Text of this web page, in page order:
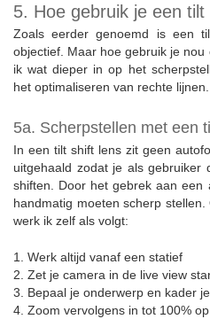
5. Hoe gebruik je een
Zoals eerder genoemd is een
objectief. Maar hoe gebruik je
ik wat dieper in op het
het optimaliseren van rechte lijnen.
5a. Scherpstellen met een
In een tilt shift lens zit geen
uitgehaald zodat je als gebruiker
shiften. Door het gebrek aan
handmatig moeten scherp
werk ik zelf als volgt:
1. Werk altijd vanaf een statief
2. Zet je camera in de live view
3. Bepaal je onderwerp en kader
4. Zoom vervolgens in tot 100%